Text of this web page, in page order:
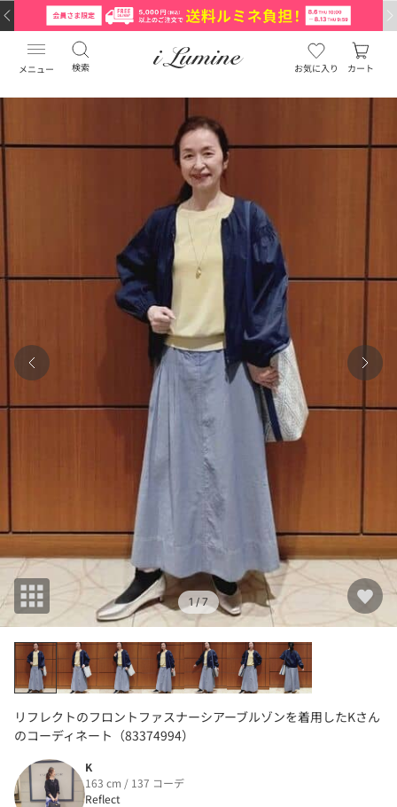
メニュー 検索 お気に入り カート
1/ 7
リフレクトのフロントファスナーシアーブルゾンを着用したKさん
のコーディネート（83374994）
K
163 cm / 137 コーデ
Reflect